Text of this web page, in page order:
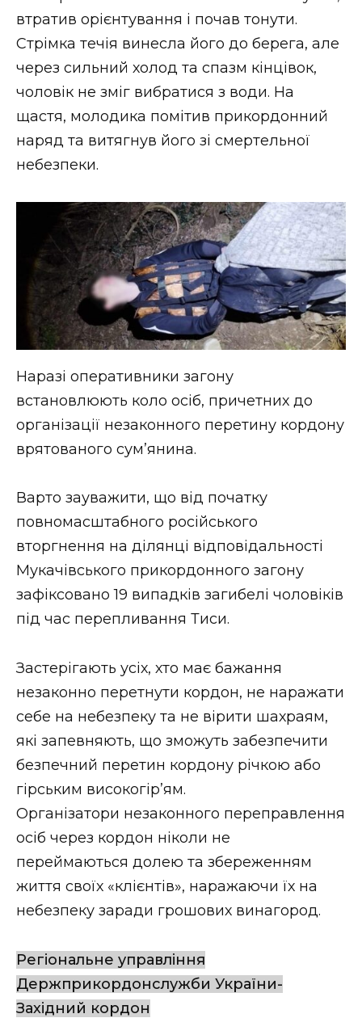
втратив орієнтування і почав тонути.
Стрімка течія винесла його до берега, але
через сильний холод та спазм кінцівок,
чоловік не зміг вибратися з води. На
щастя, молодика помітив прикордонний
наряд та витягнув його зі смертельної
небезпеки.
Наразі оперативники загону
встановлюють коло осіб, причетних до
організації незаконного перетину кордону
врятованого сум’янина.
Варто зауважити, що від початку
повномасштабного російського
вторгнення на ділянці відповідальності
Мукачівського прикордонного загону
зафіксовано 19 випадків загибелі чоловіків
під час перепливання Тиси.
Застерігають усіх, хто має бажання
незаконно перетнути кордон, не наражати
себе на небезпеку та не вірити шахраям,
які запевняють, що зможуть забезпечити
безпечний перетин кордону річкою або
гірським високогір’ям.
Організатори незаконного переправлення
осіб через кордон ніколи не
переймаються долею та збереженням
життя своїх «клієнтів», наражаючи їх на
небезпеку заради грошових винагород.
Регіональне управління
Держприкордонслужби України-
Західний кордон